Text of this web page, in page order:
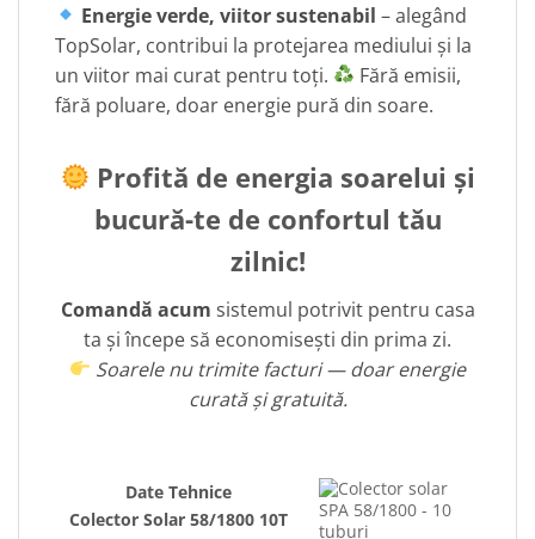
Energie verde, viitor sustenabil – alegând
TopSolar, contribui la protejarea mediului și la
un viitor mai curat pentru toți.
Fără emisii,
fără poluare, doar energie pură din soare.
Profită de energia soarelui și
bucură-te de confortul tău
zilnic!
Comandă acum sistemul potrivit pentru casa
ta și începe să economisești din prima zi.
Soarele nu trimite facturi — doar energie
curată și gratuită.
Date Tehnice
Colector Solar 58/1800 10T